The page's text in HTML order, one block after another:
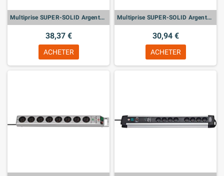
Multiprise SUPER-SOLID Argenté, 8 prises, avec parafoudre
38,37 €
ACHETER
Multiprise SUPER-SOLID Argenté, 4 prises, avec parafoudre
30,94 €
ACHETER